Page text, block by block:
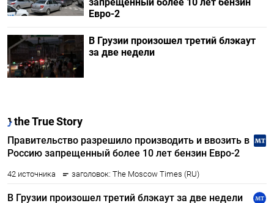
Евро-2
В Грузии произошел третий блэкаут
за две недели